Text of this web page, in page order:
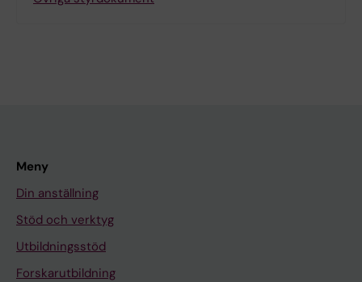
Meny
Din anställning
Stöd och verktyg
Utbildningsstöd
Forskarutbildning